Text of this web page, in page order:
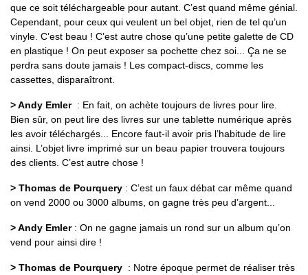
que ce soit téléchargeable pour autant. C’est quand même génial.
Cependant, pour ceux qui veulent un bel objet, rien de tel qu’un
vinyle. C’est beau ! C’est autre chose qu’une petite galette de CD
en plastique ! On peut exposer sa pochette chez soi... Ça ne se
perdra sans doute jamais ! Les compact-discs, comme les
cassettes, disparaîtront.
> Andy Emler : En fait, on achète toujours de livres pour lire.
Bien sûr, on peut lire des livres sur une tablette numérique après
les avoir téléchargés... Encore faut-il avoir pris l’habitude de lire
ainsi. L’objet livre imprimé sur un beau papier trouvera toujours
des clients. C’est autre chose !
> Thomas de Pourquery : C’est un faux débat car même quand
on vend 2000 ou 3000 albums, on gagne très peu d’argent...
> Andy Emler: On ne gagne jamais un rond sur un album qu’on
vend pour ainsi dire !
> Thomas de Pourquery : Notre époque permet de réaliser très